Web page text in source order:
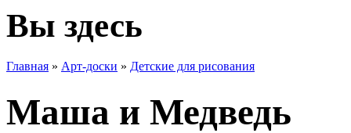
Вы здесь
Главная » Арт-доски » Детские для рисования
Маша и Медведь